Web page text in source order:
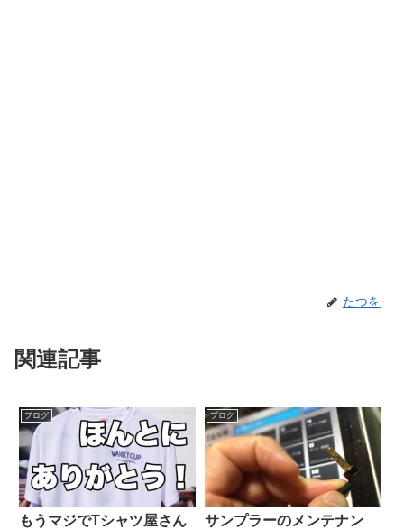
たつを
関連記事
ブログ
もうマジでTシャツ屋さん
ブログ
サンプラーのメンテナン